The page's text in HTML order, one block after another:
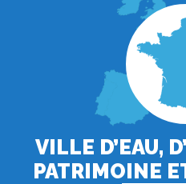
VILLE D’EAU,
PATRIMOINE